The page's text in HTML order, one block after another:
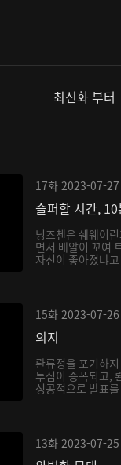
최신화 부터
17화 2023-07-27
슬퍼할 시간, 10
닝즈첸은 쉐웨이
면서 배알이 꼬여
자신이 좋아졌냐
15화 2023-07-26
의지
롼류정을 포기하
투심이 증폭되고,
성공적으로 발표
13화 2023-07-25